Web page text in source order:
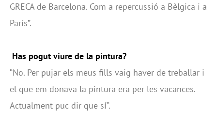
GRECA de Barcelona. Com a repercussió a Bèlgica i a
París”.
Has pogut viure de la pintura?
“No. Per pujar els meus fills vaig haver de treballar i
el que em donava la pintura era per les vacances.
Actualment puc dir que sí”.